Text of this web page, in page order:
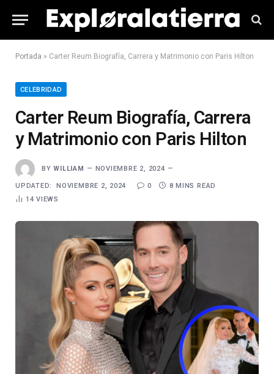
Portada » Carter Reum Biografía, Carrera y Matrimonio con Paris Hilton
CELEBRIDAD
Carter Reum Biografía, Carrera
y Matrimonio con Paris Hilton
BY WILLIAM NOVIEMBRE 2, 2024
UPDATED: NOVIEMBRE 2, 2024 0
8 MINS READ
14VIEWS